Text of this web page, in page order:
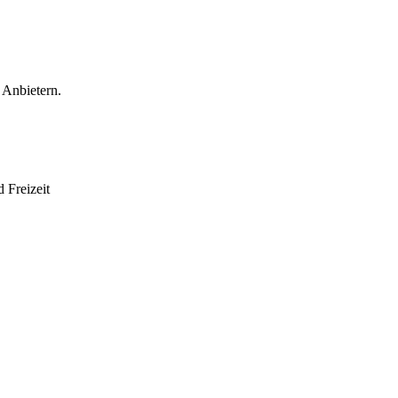
Freizeit